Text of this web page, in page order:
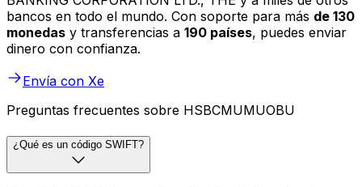
bancos en todo el mundo. Con soporte para más de 130
monedas y transferencias a 190 países, puedes enviar
dinero con confianza.
Envía con Xe
Preguntas frecuentes sobre HSBCMUMUOBU
¿Qué es un código SWIFT?